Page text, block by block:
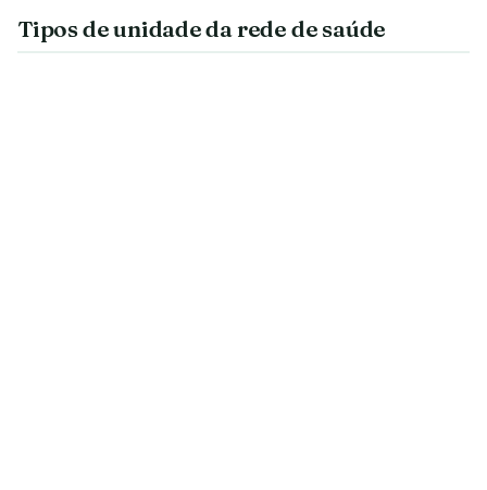
Tipos de unidade da rede de saúde